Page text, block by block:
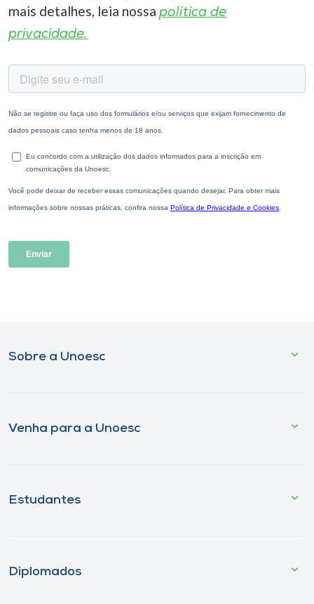
mais detalhes, leia nossa política de
privacidade.
Sobre a Unoesc
Venha para a Unoesc
Estudantes
Diplomados